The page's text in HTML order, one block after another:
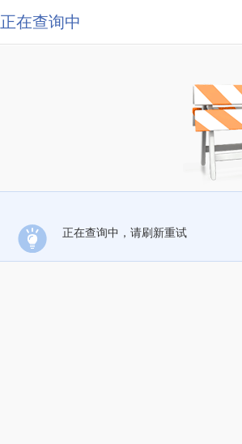
正在查询中
正在查询中，请刷新重试